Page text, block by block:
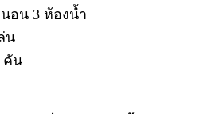
อน 3 ห้องน้ำ
น
คัน